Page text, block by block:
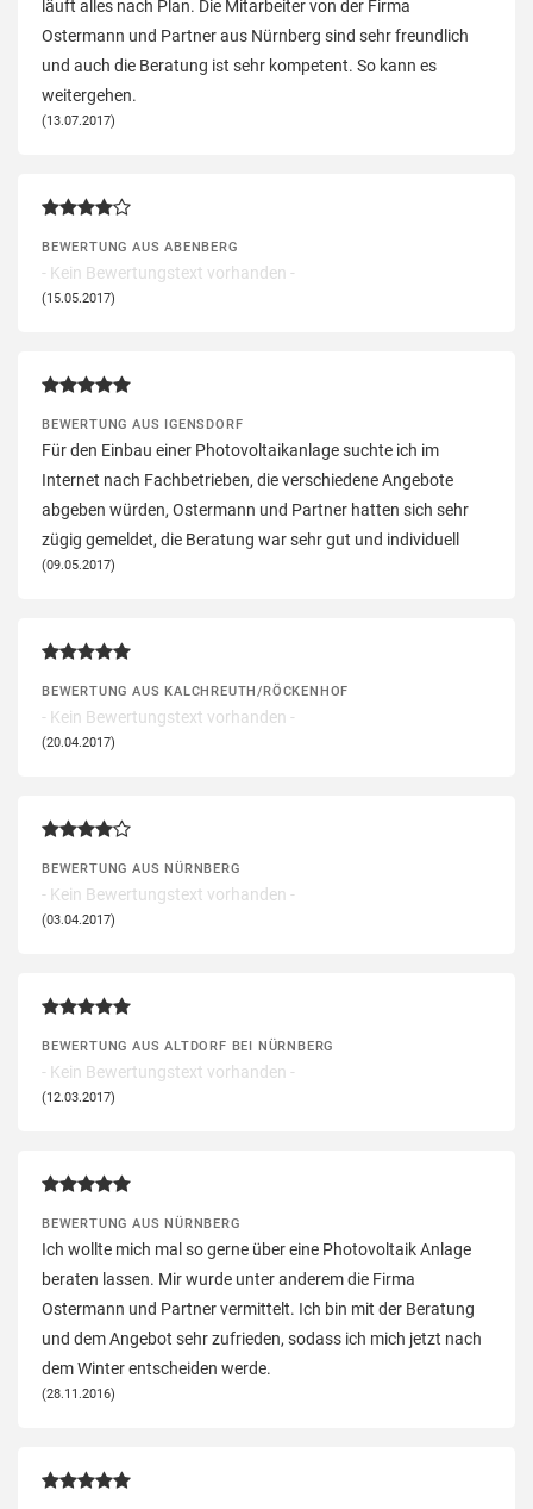
läuft alles nach Plan. Die Mitarbeiter von der Firma
Ostermann und Partner aus Nürnberg sind sehr freundlich
und auch die Beratung ist sehr kompetent. So kann es
weitergehen.
(13.07.2017)
BEWERTUNG AUS ABENBERG
- Kein Bewertungstext vorhanden -
(15.05.2017)
BEWERTUNG AUS IGENSDORF
Für den Einbau einer Photovoltaikanlage suchte ich im
Internet nach Fachbetrieben, die verschiedene Angebote
abgeben würden, Ostermann und Partner hatten sich sehr
zügig gemeldet, die Beratung war sehr gut und individuell
(09.05.2017)
BEWERTUNG AUS KALCHREUTH/RÖCKENHOF
- Kein Bewertungstext vorhanden -
(20.04.2017)
BEWERTUNG AUS NÜRNBERG
- Kein Bewertungstext vorhanden -
(03.04.2017)
BEWERTUNG AUS ALTDORF BEI NÜRNBERG
- Kein Bewertungstext vorhanden -
(12.03.2017)
BEWERTUNG AUS NÜRNBERG
Ich wollte mich mal so gerne über eine Photovoltaik Anlage
beraten lassen. Mir wurde unter anderem die Firma
Ostermann und Partner vermittelt. Ich bin mit der Beratung
und dem Angebot sehr zufrieden, sodass ich mich jetzt nach
dem Winter entscheiden werde.
(28.11.2016)